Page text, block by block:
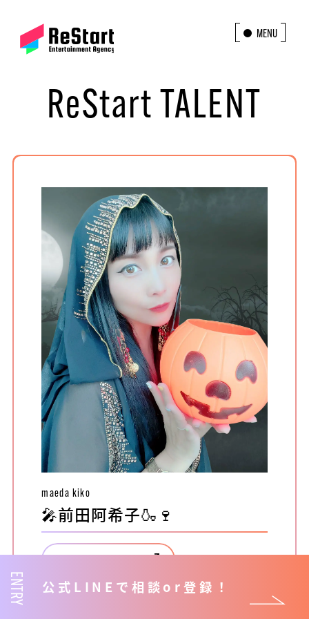
MENU
ReStart TALENT
maeda kiko
🎤前田阿希子🍶🍷
配信ルームを見る
ENTRY 公式LINEで相談or登録！